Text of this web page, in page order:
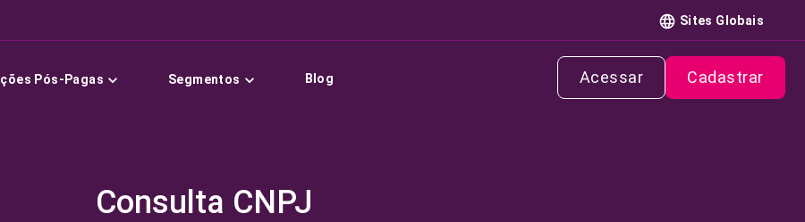
Sites Globais
Pós-Pagas Segmentos Blog Acessar Cadastrar
Consulta CNPJ